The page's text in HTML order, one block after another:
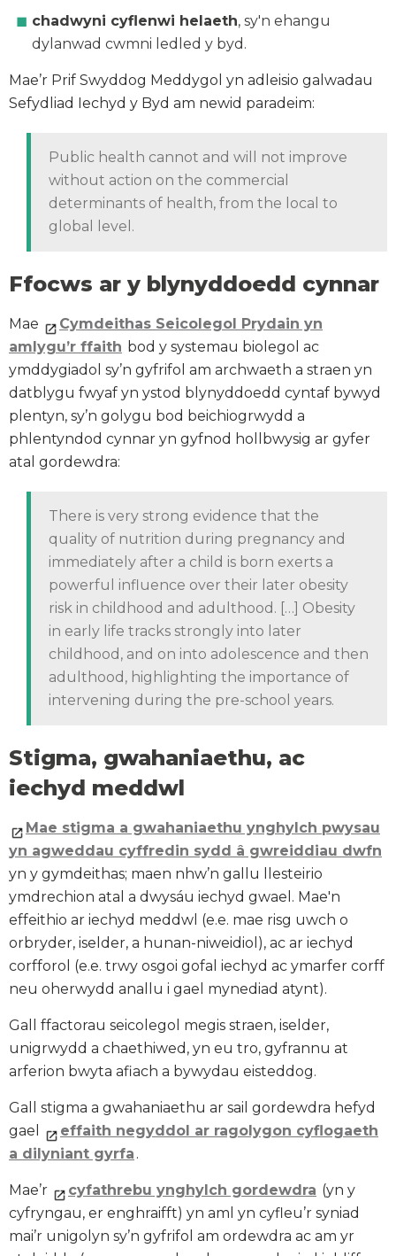
chadwyni cyflenwi helaeth, sy'n ehangu
dylanwad cwmni ledled y byd.
Mae’r Prif Swyddog Meddygol yn adleisio galwadau
Sefydliad Iechyd y Byd am newid paradeim:
Public health cannot and will not improve
without action on the commercial
determinants of health, from the local to
global level.
Ffocws ar y blynyddoedd cynnar
Mae
Cymdeithas Seicolegol Prydain yn
amlygu’r ffaith bod y systemau biolegol ac
ymddygiadol sy’n gyfrifol am archwaeth a straen yn
datblygu fwyaf yn ystod blynyddoedd cyntaf bywyd
plentyn, sy’n golygu bod beichiogrwydd a
phlentyndod cynnar yn gyfnod hollbwysig ar gyfer
atal gordewdra:
There is very strong evidence that the
quality of nutrition during pregnancy and
immediately after a child is born exerts a
powerful influence over their later obesity
risk in childhood and adulthood. […] Obesity
in early life tracks strongly into later
childhood, and on into adolescence and then
adulthood, highlighting the importance of
intervening during the pre-school years.
Stigma, gwahaniaethu, ac
iechyd meddwl
Mae stigma a gwahaniaethu ynghylch pwysau
yn agweddau cyffredin sydd â gwreiddiau dwfn
yn y gymdeithas; maen nhw’n gallu llesteirio
ymdrechion atal a dwysáu iechyd gwael. Mae'n
effeithio ar iechyd meddwl (e.e. mae risg uwch o
orbryder, iselder, a hunan-niweidiol), ac ar iechyd
corfforol (e.e. trwy osgoi gofal iechyd ac ymarfer corff
neu oherwydd anallu i gael mynediad atynt).
Gall ffactorau seicolegol megis straen, iselder,
unigrwydd a chaethiwed, yn eu tro, gyfrannu at
arferion bwyta afiach a bywydau eisteddog.
Gall stigma a gwahaniaethu ar sail gordewdra hefyd
gael
effaith negyddol ar ragolygon cyflogaeth
a dilyniant gyrfa .
Mae’r cyfathrebu ynghylch gordewdra (yn y
cyfryngau, er enghraifft) yn aml yn cyfleu’r syniad
mai’r unigolyn sy’n gyfrifol am ordewdra ac am yr